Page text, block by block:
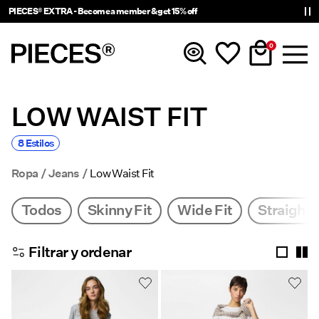
PIECES® EXTRA - Become a member & get 15% off
0
Novedades
Ropa
Accesorios
Trending
Shop The Look
LOW WAIST FIT
8 Estilos
Ropa Jeans Low Waist Fit
Todos Skinny Fit Wide Fit Straight
Filtrar y ordenar